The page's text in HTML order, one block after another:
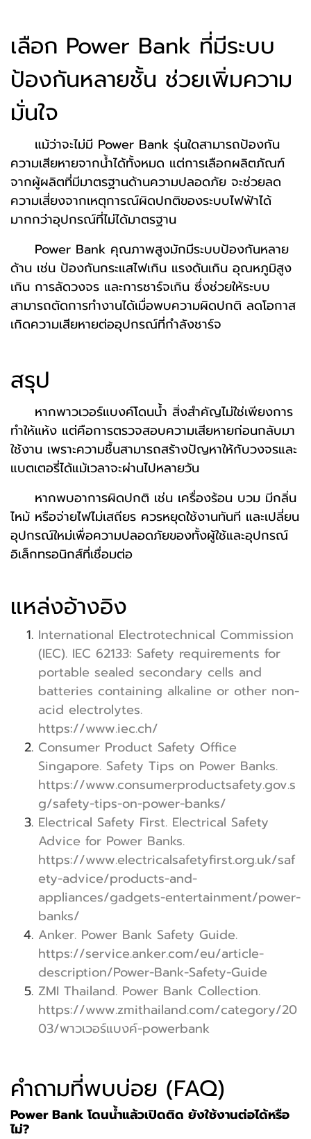
เลือก Power Bank ที่มีระบบ
ป้องกันหลายชั้น ช่วยเพิ่มความ
มั่นใจ
แม้ว่าจะไม่มี Power Bank รุ่นใดสามารถป้องกัน
ความเสียหายจากน้ำได้ทั้งหมด แต่การเลือกผลิตภัณฑ์
จากผู้ผลิตที่มีมาตรฐานด้านความปลอดภัย จะช่วยลด
ความเสี่ยงจากเหตุการณ์ผิดปกติของระบบไฟฟ้าได้
มากกว่าอุปกรณ์ที่ไม่ได้มาตรฐาน
Power Bank คุณภาพสูงมักมีระบบป้องกันหลาย
ด้าน เช่น ป้องกันกระแสไฟเกิน แรงดันเกิน อุณหภูมิสูง
เกิน การลัดวงจร และการชาร์จเกิน ซึ่งช่วยให้ระบบ
สามารถตัดการทำงานได้เมื่อพบความผิดปกติ ลดโอกาส
เกิดความเสียหายต่ออุปกรณ์ที่กำลังชาร์จ
สรุป
หากพาวเวอร์แบงค์โดนน้ำ สิ่งสำคัญไม่ใช่เพียงการ
ทำให้แห้ง แต่คือการตรวจสอบความเสียหายก่อนกลับมา
ใช้งาน เพราะความชื้นสามารถสร้างปัญหาให้กับวงจรและ
แบตเตอรี่ได้แม้เวลาจะผ่านไปหลายวัน
หากพบอาการผิดปกติ เช่น เครื่องร้อน บวม มีกลิ่น
ไหม้ หรือจ่ายไฟไม่เสถียร ควรหยุดใช้งานทันที และเปลี่ยน
อุปกรณ์ใหม่เพื่อความปลอดภัยของทั้งผู้ใช้และอุปกรณ์
อิเล็กทรอนิกส์ที่เชื่อมต่อ
แหล่งอ้างอิง
International Electrotechnical Commission
(IEC). IEC 62133: Safety requirements for
portable sealed secondary cells and
batteries containing alkaline or other non-
acid electrolytes.
https://www.iec.ch/
Consumer Product Safety Office
Singapore. Safety Tips on Power Banks.
https://www.consumerproductsafety.gov.s
g/safety-tips-on-power-banks/
Electrical Safety First. Electrical Safety
Advice for Power Banks.
https://www.electricalsafetyfirst.org.uk/saf
ety-advice/products-and-
appliances/gadgets-entertainment/power-
banks/
Anker. Power Bank Safety Guide.
https://service.anker.com/eu/article-
description/Power-Bank-Safety-Guide
ZMI Thailand. Power Bank Collection.
https://www.zmithailand.com/category/20
03/พาวเวอร์แบงค์-powerbank
คำถามที่พบบ่อย (FAQ)
Power Bank โดนน้ำแล้วเปิดติด ยังใช้งานต่อได้หรือ
ไม่?